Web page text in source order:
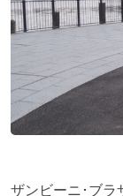
ザンビーニ･ブラ